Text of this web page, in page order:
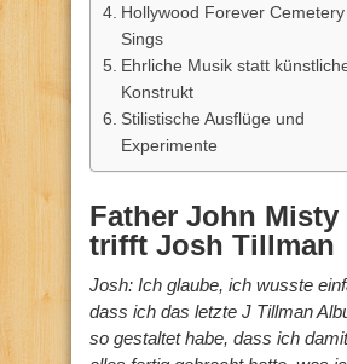
Hollywood Forever Cemetery
Sings
Ehrliche Musik statt
Konstrukt
Stilistische Ausflüge und
Experimente
Father John Misty
trifft Josh Tillman
Josh: Ich glaube, ich wusste
dass ich das letzte J Tillman
so gestaltet habe, dass ich damit